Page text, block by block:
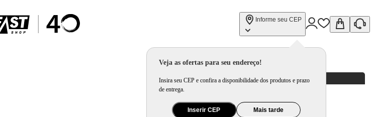
Informe seu CEP
Veja as ofertas para seu endereço!
Insira seu CEP e confira a disponibilidade dos produtos e prazo
de entrega.
Inserir CEP Mais tarde